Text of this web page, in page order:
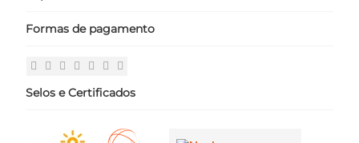
Políticas
Fale Conosco
Formas de pagamento
Selos e Certificados